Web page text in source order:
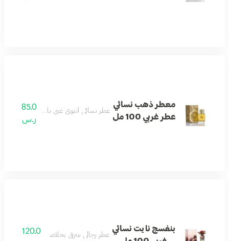
معطر ذهب نسائي
عطر غربي 100 مل
عطر نسائي أنثوي غني بالنفحات الزهرية
85.0
ر.س
بنفسج نايت نسائي
عطر رجالي شرقي بخلاصة العود الفاخرة.
120.0